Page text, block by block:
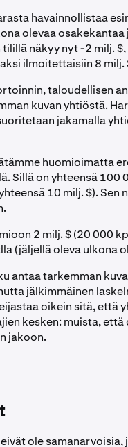
havainnollistaa
olevaa
näkyy nyt -2 milj.
ilmoitettaisiin 8 milj.
taloudellisen
kuvan yhtiöstä.
jakamalla
huomioimatta
Sillä on yhteensä
10 milj. $). Sen
2 milj. $ (20 000
(jäljellä oleva ulkona
antaa tarkemman
jälkimmäinen
oikein sitä, että
kesken: muista,
jakoon.
ole